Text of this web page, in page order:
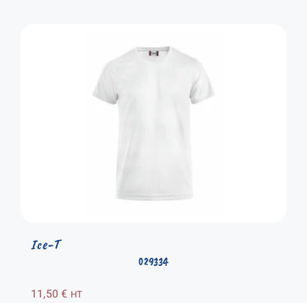
029334
Ice-T
11,50€ HT